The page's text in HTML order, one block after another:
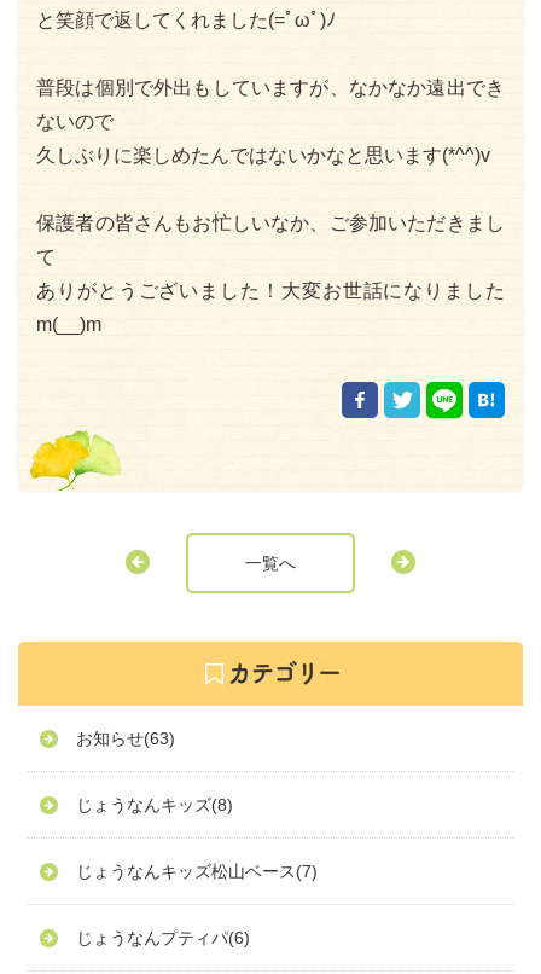
と笑顔で返してくれました(=ﾟωﾟ)ﾉ
普段は個別で外出もしていますが、なかなか遠出でき
ないので
久しぶりに楽しめたんではないかなと思います(*^^)v
保護者の皆さんもお忙しいなか、ご参加いただきまし
て
ありがとうございました！大変お世話になりました
m(__)m
一覧へ
お知らせ(63)
じょうなんキッズ(8)
じょうなんキッズ松山ベース(7)
じょうなんプティパ(6)